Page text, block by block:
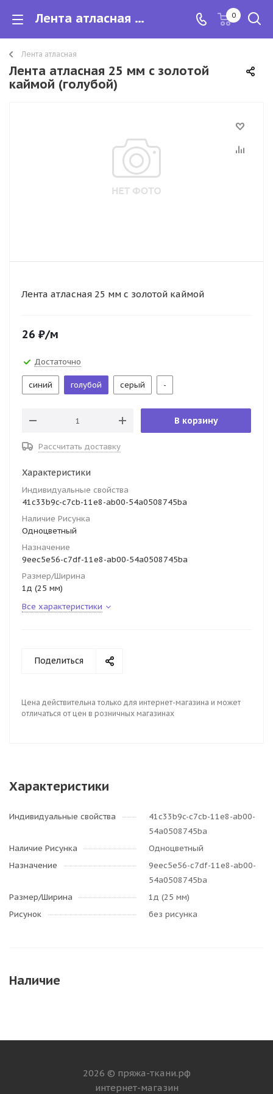
Лента атласная 25 мм с золотой каймой 0
Лента атласная
Лента атласная 25 мм с золотой
каймой (голубой)
Лента атласная 25 мм с золотой каймой
26 ₽/м
Достаточно
синий голубой серый -
В корзину
Рассчитать доставку
Характеристики
Индивидуальные свойства
41c33b9c-c7cb-11e8-ab00-54a0508745ba
Наличие Рисунка
Одноцветный
Назначение
9eec5e56-c7df-11e8-ab00-54a0508745ba
Размер/Ширина
1д (25 мм)
Все характеристики
Поделиться
Цена действительна только для интернет-магазина и может
отличаться от цен в розничных магазинах
Характеристики
Индивидуальные свойства
41c33b9c-c7cb-11e8-ab00-
54a0508745ba
Наличие Рисунка
Одноцветный
Назначение
9eec5e56-c7df-11e8-ab00-
54a0508745ba
Размер/Ширина
1д (25 мм)
Рисунок
без рисунка
Наличие
2026 © пряжа-ткани.рф
интернет-магазин